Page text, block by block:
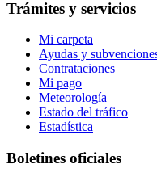
Trámites y servicios
Mi carpeta
Ayudas y
Contrataciones
Mi pago
Meteorología
Estado del tráfico
Estadística
Boletines oficiales